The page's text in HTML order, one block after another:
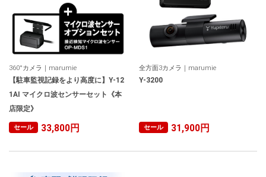
360°カメラ｜marumie
【駐車監視記録をより高度に】Y-12
1AI マイクロ波センサーセット《本
店限定》
セール 33,800円
全方面3カメラ｜marumie
Y-3200
セール 31,900円